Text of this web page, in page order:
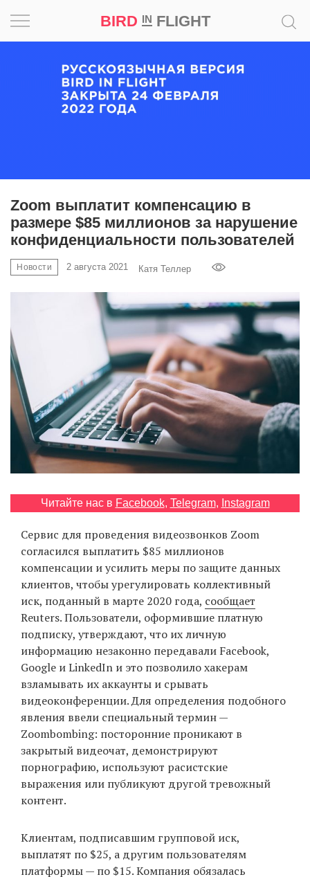
BIRD INFLIGHT
EN
UA
Zoom выплатит компенсацию в
размере $85 миллионов за нарушение
конфиденциальности пользователей
Новости 2 августа 2021 Катя Теллер
Читайте нас в Facebook, Telegram, Instagram
Сервис для проведения видеозвонков Zoom
согласился выплатить $85 миллионов
компенсации и усилить меры по защите данных
клиентов, чтобы урегулировать коллективный
иск, поданный в марте 2020 года, сообщает
Reuters. Пользователи, оформившие платную
подписку, утверждают, что их личную
информацию незаконно передавали Facebook,
Google и LinkedIn и это позволило хакерам
взламывать их аккаунты и срывать
видеоконференции. Для определения подобного
явления ввели специальный термин —
Zoombombing: посторонние проникают в
закрытый видеочат, демонстрируют
порнографию, используют расистские
выражения или публикуют другой тревожный
контент.
Клиентам, подписавшим групповой иск,
выплатят по $25, а другим пользователям
платформы — по $15. Компания обязалась